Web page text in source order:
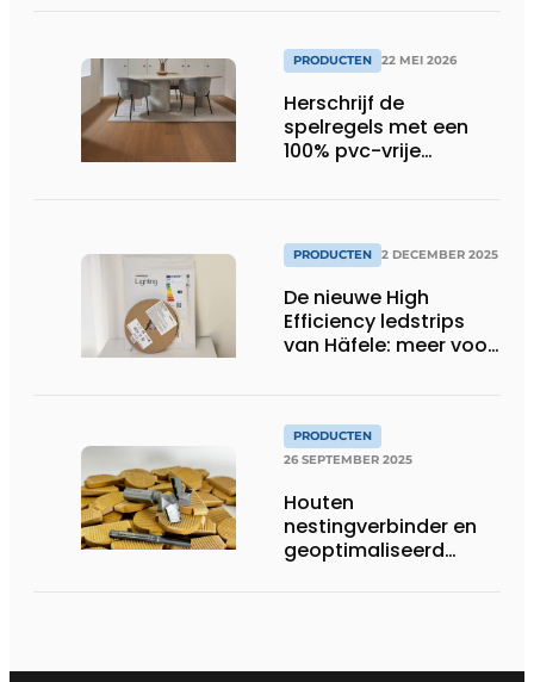
PRODUCTEN 22 MEI 2026
Herschrijf de
spelregels met een
100% pvc-vrije
PRODUCTEN 2 DECEMBER 2025
De nieuwe High
Efficiency ledstrips
van Häfele: meer voor
PRODUCTEN
26 SEPTEMBER 2025
Houten
nestingverbinder en
geoptimaliseerd